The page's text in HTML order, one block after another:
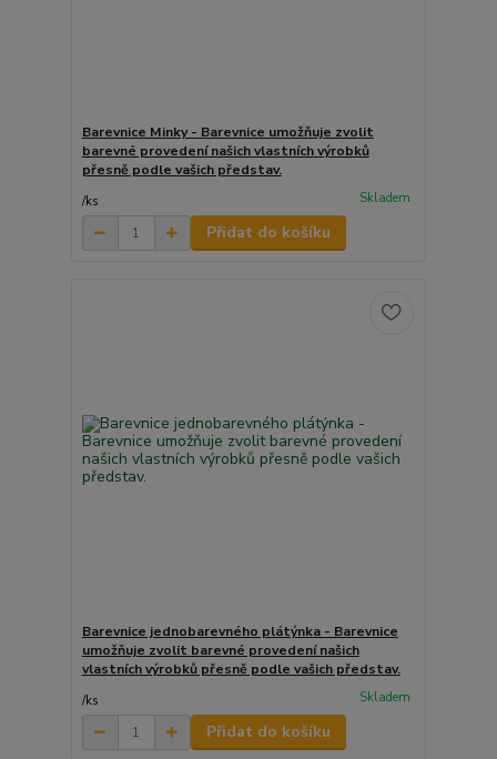
Barevnice Minky - Barevnice umožňuje zvolit
barevné provedení našich vlastních výrobků
přesně podle vašich představ.
/ks Skladem
Přidat do košíku
Barevnice jednobarevného plátýnka - Barevnice
umožňuje zvolit barevné provedení našich
vlastních výrobků přesně podle vašich představ.
/ks Skladem
Přidat do košíku